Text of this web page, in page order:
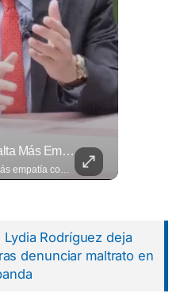
🎥 ¿Nos Hace Falta Más Empatía Como Sociedad?
🎥 ¿Nos hace falta más empatía como sociedad? El abogado Jaime Ramírez Ortega comparte una reflexión sobre la importancia de ser más empáticos con quienes atraviesan momentos difíciles y cómo pequeñas acciones pueden marcar una gran diferencia en la vida de otras personas. Lee más ➡️ eldiariodehoy.com
Rodríguez deja
denunciar maltrato en